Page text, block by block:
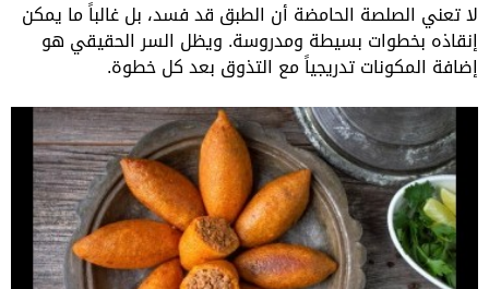
لا تعني الصلصة الحامضة أن الطبق قد فسد، بل غالباً ما يمكن
إنقاذه بخطوات بسيطة ومدروسة. ويظل السر الحقيقي هو
إضافة المكونات تدريجياً مع التذوق بعد كل خطوة.